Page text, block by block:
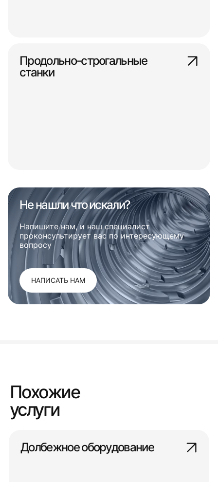
Продольно-строгальные
станки
Не нашли что искали?
Напишите нам, и наш специалист
проконсультирует вас по интересующему
вопросу
НАПИСАТЬ НАМ
Похожие
услуги
Долбежное оборудование